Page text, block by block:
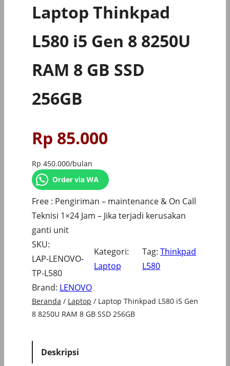
Laptop Thinkpad
L580 i5 Gen 8 8250U
RAM 8 GB SSD
256GB
Rp 85.000
Rp 450.000/bulan
Order via WA
Free : Pengiriman – maintenance & On Call
Teknisi 1×24 Jam – Jika terjadi kerusakan
ganti unit
SKU:
LAP-LENOVO-
TP-L580
Kategori:
Laptop
Tag:Thinkpad
L580
Brand: LENOVO
Beranda / Laptop / Laptop Thinkpad L580 i5 Gen
8 8250U RAM 8 GB SSD 256GB
Deskripsi